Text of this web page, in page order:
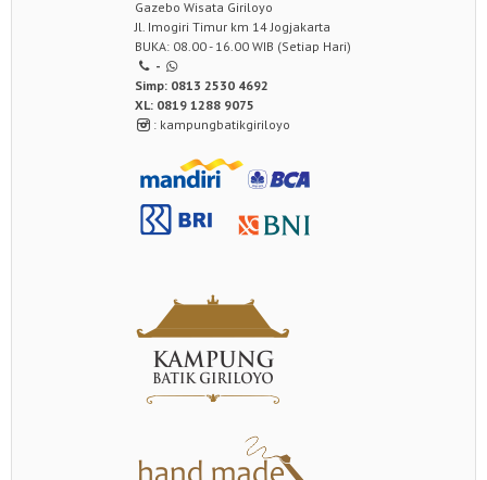
Gazebo Wisata Giriloyo
Jl. Imogiri Timur km 14 Jogjakarta
BUKA: 08.00 - 16.00 WIB (Setiap Hari)
-
Simp: 0813 2530 4692
XL: 0819 1288 9075
: kampungbatikgiriloyo